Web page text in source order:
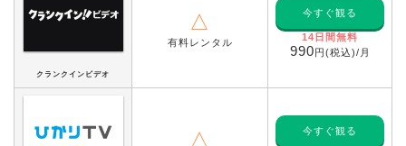
クランクインビデオ
△
有料レンタル
今すぐ観る
14日間無料
990円(税込)/月
△ 今すぐ観る